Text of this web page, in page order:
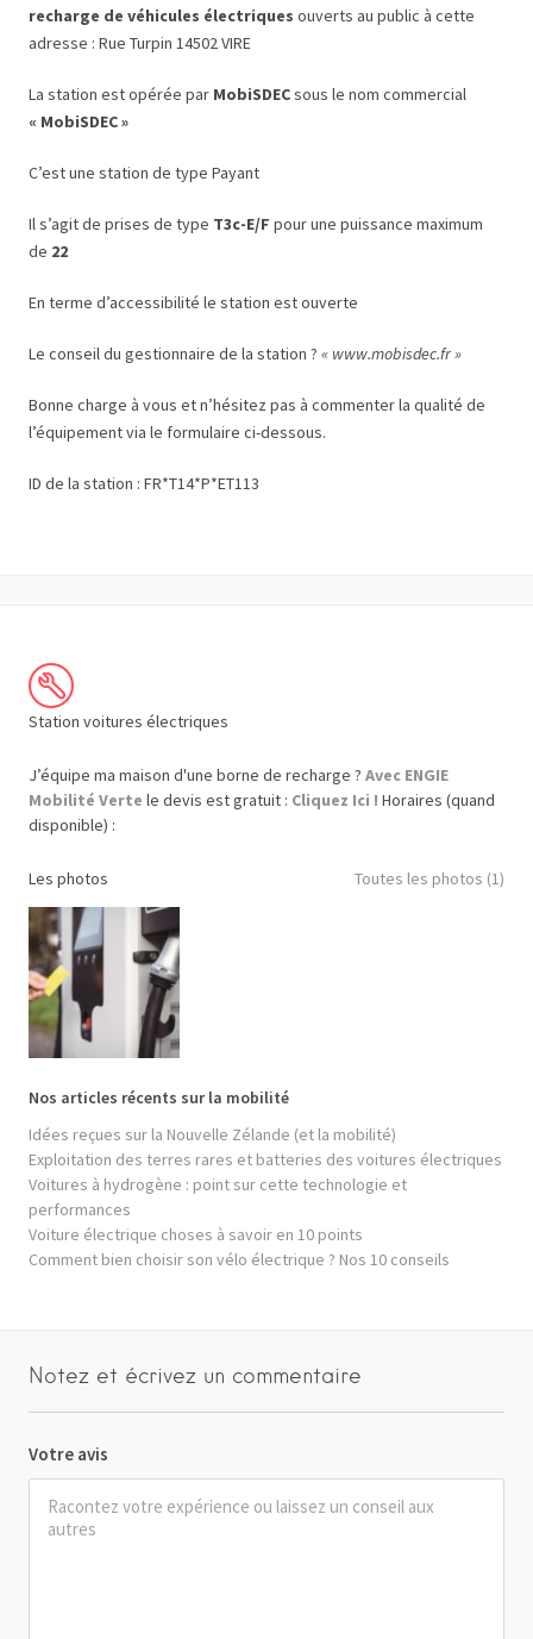
recharge de véhicules électriques ouverts au public à cette
adresse : Rue Turpin 14502 VIRE
La station est opérée par MobiSDECsous le nom commercial
« MobiSDEC »
C’est une station de type Payant
Il s’agit de prises de type T3c-E/F pour une puissance maximum
de 22
En terme d’accessibilité le station est ouverte
Le conseil du gestionnaire de la station ? « www.mobisdec.fr »
Bonne charge à vous et n’hésitez pas à commenter la qualité de
l’équipement via le formulaire ci-dessous.
ID de la station : FR*T14*P*ET113
Station voitures électriques
J’équipe ma maison d'une borne de recharge ? Avec ENGIE
Mobilité Verte le devis est gratuit : Cliquez Ici ! Horaires (quand
disponible) :
Les photos Toutes les photos (1)
Nos articles récents sur la mobilité
Idées reçues sur la Nouvelle Zélande (et la mobilité)
Exploitation des terres rares et batteries des voitures électriques
Voitures à hydrogène : point sur cette technologie et
performances
Voiture électrique choses à savoir en 10 points
Comment bien choisir son vélo électrique ? Nos 10 conseils
Notez et écrivez un commentaire
Votre avis